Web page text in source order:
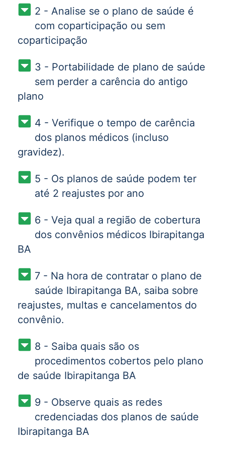
2 - Analise se o plano de saúde é
com coparticipação ou sem
coparticipação
3 - Portabilidade de plano de saúde
sem perder a carência do antigo
plano
4 - Verifique o tempo de carência
dos planos médicos (incluso
gravidez).
5 - Os planos de saúde podem ter
até 2 reajustes por ano
6 - Veja qual a região de cobertura
dos convênios médicos Ibirapitanga
BA
7 - Na hora de contratar o plano de
saúde Ibirapitanga BA, saiba sobre
reajustes, multas e cancelamentos do
convênio.
8 - Saiba quais são os
procedimentos cobertos pelo plano
de saúde Ibirapitanga BA
9 - Observe quais as redes
credenciadas dos planos de saúde
Ibirapitanga BA